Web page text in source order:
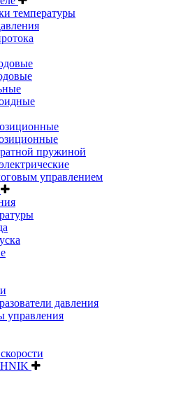
температуры
пружиной
управлением
давления
управления